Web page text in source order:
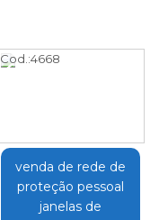
Cod.:4668
venda de rede de
proteção pessoal
janelas de